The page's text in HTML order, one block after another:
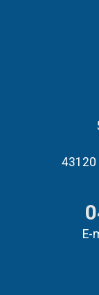
43120
E-